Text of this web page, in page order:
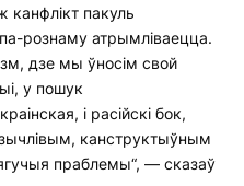
пакуль
рознаму атрымліваецца.
дзе мы ўносім свой
у пошук
і расійскі бок,
канструктыўным
праблемы“, — сказаў